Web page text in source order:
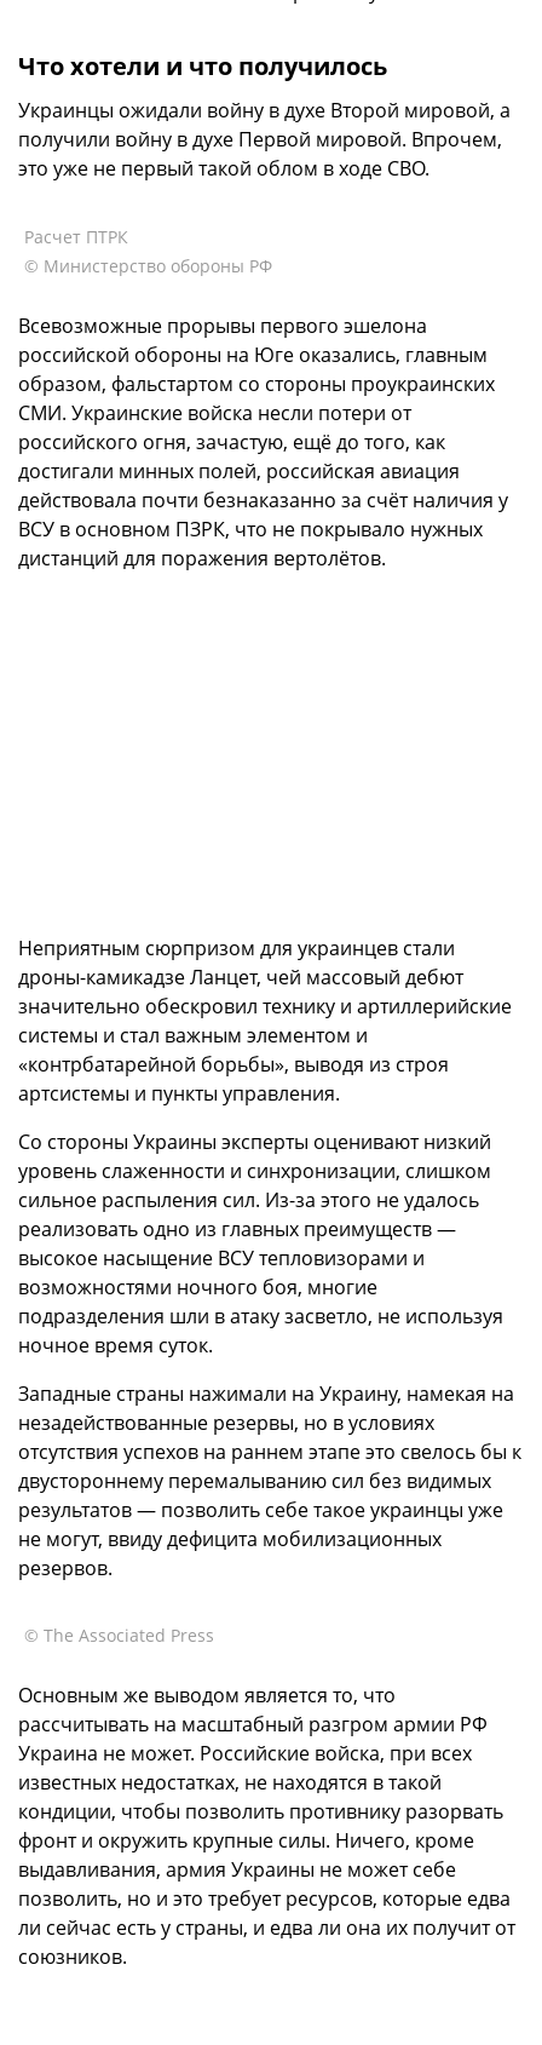
Что хотели и что получилось
Украинцы ожидали войну в духе Второй мировой, а
получили войну в духе Первой мировой. Впрочем,
это уже не первый такой облом в ходе СВО.
Расчет ПТРК
© Министерство обороны РФ
Всевозможные прорывы первого эшелона
российской обороны на Юге оказались, главным
образом, фальстартом со стороны проукраинских
СМИ. Украинские войска несли потери от
российского огня, зачастую, ещё до того, как
достигали минных полей, российская авиация
действовала почти безнаказанно за счёт наличия у
ВСУ в основном ПЗРК, что не покрывало нужных
дистанций для поражения вертолётов.
Неприятным сюрпризом для украинцев стали
дроны-камикадзе Ланцет, чей массовый дебют
значительно обескровил технику и артиллерийские
системы и стал важным элементом и
«контрбатарейной борьбы», выводя из строя
артсистемы и пункты управления.
Со стороны Украины эксперты оценивают низкий
уровень слаженности и синхронизации, слишком
сильное распыления сил. Из-за этого не удалось
реализовать одно из главных преимуществ —
высокое насыщение ВСУ тепловизорами и
возможностями ночного боя, многие
подразделения шли в атаку засветло, не используя
ночное время суток.
Западные страны нажимали на Украину, намекая на
незадействованные резервы, но в условиях
отсутствия успехов на раннем этапе это свелось бы к
двустороннему перемалыванию сил без видимых
результатов — позволить себе такое украинцы уже
не могут, ввиду дефицита мобилизационных
резервов.
© The Associated Press
Основным же выводом является то, что
рассчитывать на масштабный разгром армии РФ
Украина не может. Российские войска, при всех
известных недостатках, не находятся в такой
кондиции, чтобы позволить противнику разорвать
фронт и окружить крупные силы. Ничего, кроме
выдавливания, армия Украины не может себе
позволить, но и это требует ресурсов, которые едва
ли сейчас есть у страны, и едва ли она их получит от
союзников.